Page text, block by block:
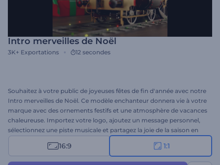
Intro merveilles de Noël
3K+ Exportations 12 secondes
Souhaitez à votre public de joyeuses fêtes de fin d'année avec notre
Intro merveilles de Noël. Ce modèle enchanteur donnera vie à votre
marque avec des ornements festifs et une atmosphère de vacances
chaleureuse. Importez votre logo, ajoutez un message personnel,
sélectionnez une piste musicale et partagez la joie de la saison en
quelques clics. Cette vidéo est idéale pour les vœux de fin d'année,
les invitations à des événements, les messages sociaux saisonniers
16:9 1:1